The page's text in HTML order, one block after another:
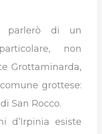
parlerò di un
non
Grottaminarda,
grottese:
San Rocco.
d’Irpinia esiste